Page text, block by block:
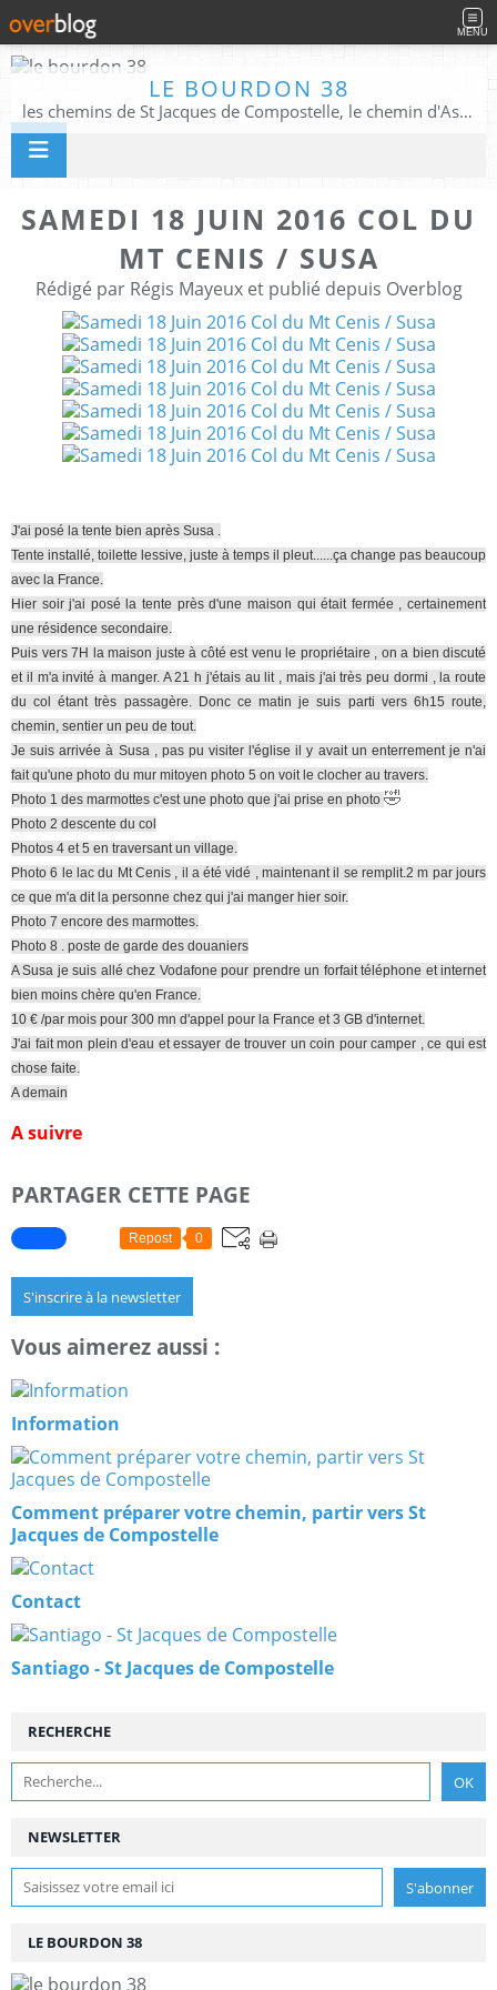
MENU
LE BOURDON 38
les chemins de St Jacques de Compostelle, le chemin d'Assise, La Voie Francigena, et autres chemins ........
SAMEDI 18 JUIN 2016 COL DU
MT CENIS / SUSA
Rédigé par Régis Mayeux et publié depuis Overblog
J'ai posé la tente bien après Susa .
Tente installé, toilette lessive, juste à temps il pleut......ça change pas beaucoup
avec la France.
Hier soir j'ai posé la tente près d'une maison qui était fermée , certainement
une résidence secondaire.
Puis vers 7H la maison juste à côté est venu le propriétaire , on a bien discuté
et il m'a invité à manger. A 21 h j'étais au lit , mais j'ai très peu dormi , la route
du col étant très passagère. Donc ce matin je suis parti vers 6h15 route,
chemin, sentier un peu de tout.
Je suis arrivée à Susa , pas pu visiter l'église il y avait un enterrement je n'ai
fait qu'une photo du mur mitoyen photo 5 on voit le clocher au travers.
Photo 1 des marmottes c'est une photo que j'ai prise en photo 🤣
Photo 2 descente du col
Photos 4 et 5 en traversant un village.
Photo 6 le lac du Mt Cenis , il a été vidé , maintenant il se remplit.2 m par jours
ce que m'a dit la personne chez qui j'ai manger hier soir.
Photo 7 encore des marmottes.
Photo 8 . poste de garde des douaniers
A Susa je suis allé chez Vodafone pour prendre un forfait téléphone et internet
bien moins chère qu'en France.
10 € /par mois pour 300 mn d'appel pour la France et 3 GB d'internet.
J'ai fait mon plein d'eau et essayer de trouver un coin pour camper , ce qui est
chose faite.
A demain
A suivre
PARTAGER CETTE PAGE
Repost 0
S'inscrire à la newsletter
Vous aimerez aussi :
Information
Comment préparer votre chemin, partir vers St
Jacques de Compostelle
Contact
Santiago - St Jacques de Compostelle
NEWSLETTER
RECHERCHE
LE BOURDON 38